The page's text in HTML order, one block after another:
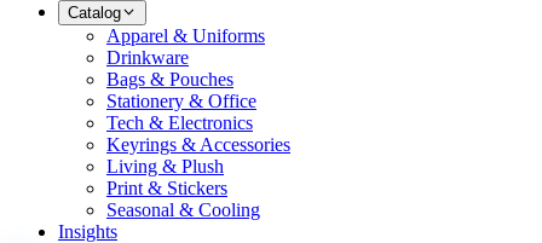
Catalog
Apparel & Uniforms
Drinkware
Bags & Pouches
Stationery & Office
Tech & Electronics
Keyrings & Accessories
Living & Plush
Print & Stickers
Seasonal & Cooling
Insights